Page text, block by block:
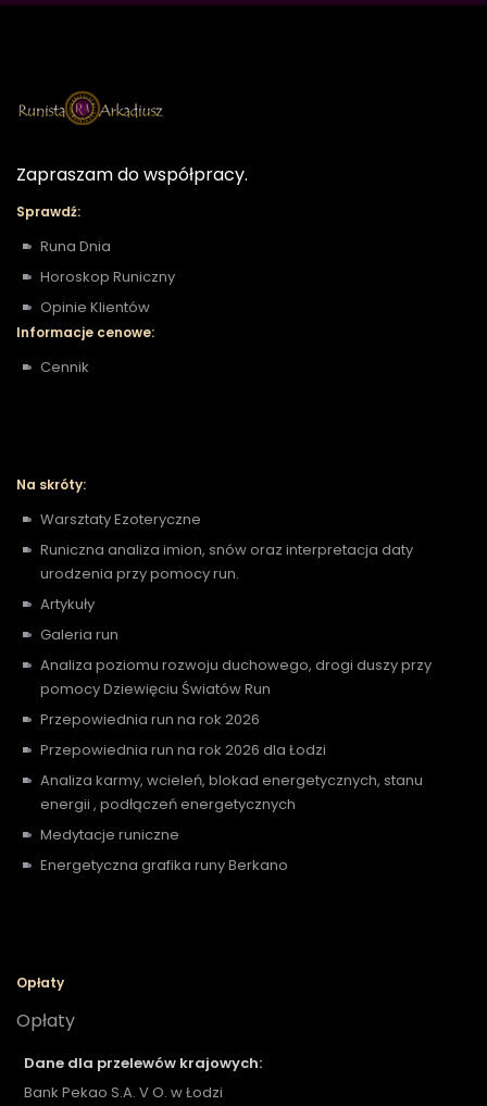
Zapraszam do współpracy.
Sprawdź:
Runa Dnia
Horoskop Runiczny
Opinie Klientów
Informacje cenowe:
Cennik
Na skróty:
Warsztaty Ezoteryczne
Runiczna analiza imion, snów oraz interpretacja daty
urodzenia przy pomocy run.
Artykuły
Galeria run
Analiza poziomu rozwoju duchowego, drogi duszy przy
pomocy Dziewięciu Światów Run
Przepowiednia run na rok 2026
Przepowiednia run na rok 2026 dla Łodzi
Analiza karmy, wcieleń, blokad energetycznych, stanu
energii , podłączeń energetycznych
Medytacje runiczne
Energetyczna grafika runy Berkano
Opłaty
Opłaty
Dane dla przelewów krajowych:
Bank Pekao S.A. V O. w Łodzi